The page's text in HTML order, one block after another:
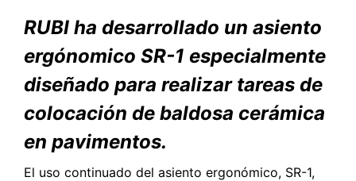
RUBI ha desarrollado un asiento
ergónomico SR-1 especialmente
diseñado para realizar tareas de
colocación de baldosa cerámica
en pavimentos.
El uso continuado del asiento ergonómico, SR-1,